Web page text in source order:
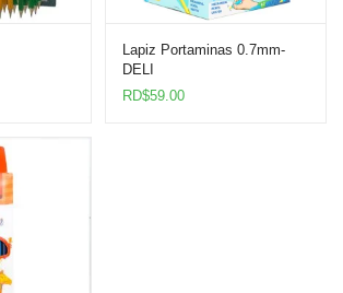
Lapiz Portaminas 0.7mm-
DELI
RD$59.00